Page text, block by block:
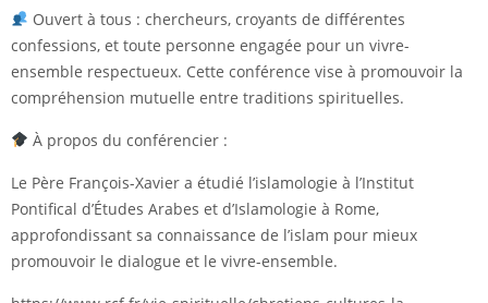
Ouvert à tous : chercheurs, croyants de différentes
confessions, et toute personne engagée pour un vivre-
ensemble respectueux. Cette conférence vise à promouvoir la
compréhension mutuelle entre traditions spirituelles.
À propos du conférencier :
Le Père François-Xavier a étudié l’islamologie à l’Institut
Pontifical d’Études Arabes et d’Islamologie à Rome,
approfondissant sa connaissance de l’islam pour mieux
promouvoir le dialogue et le vivre-ensemble.